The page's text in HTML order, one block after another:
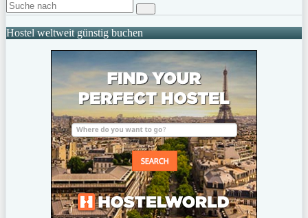
Hostel weltweit günstig buchen